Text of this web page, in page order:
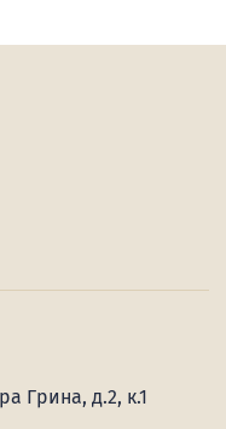
Грина, д.2, к.1